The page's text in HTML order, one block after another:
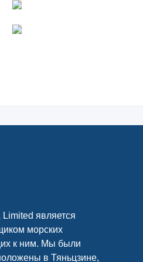
является
морских
к ним. Мы были
в Тяньцзине,